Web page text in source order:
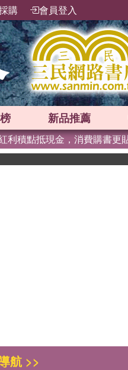
購 會員登入
新品推薦
利積點抵現金，消費購書更
航 >>